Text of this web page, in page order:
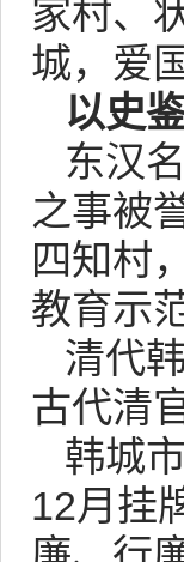
家村、
城，爱
以史
东汉
之事被
四知村
教育示
清代
古代清
韩城
12月挂